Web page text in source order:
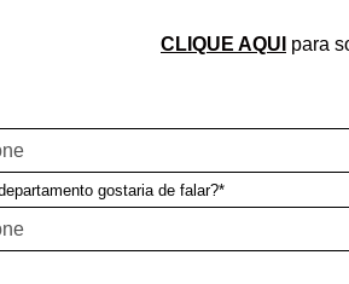
CLIQUE AQUI para
gostaria de falar?*